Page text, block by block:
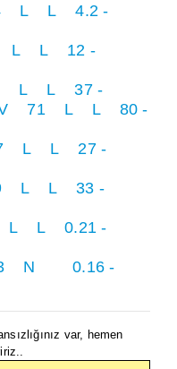
L L 4.2 -
L L 12 -
L L 37 -
71 L L 80 -
L L 27 -
L L 33 -
L L 0.21 -
N 0.16 -
var, hemen